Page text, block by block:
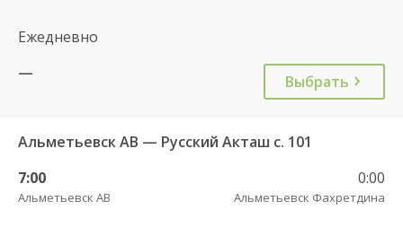
Ежедневно
—
Выбрать
Альметьевск АВ — Русский Акташ с. 101
7:00
Альметьевск АВ
0:00
Альметьевск Фахретдина